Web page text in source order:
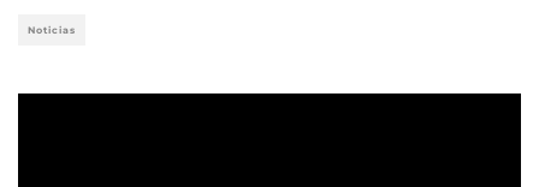
Noticias